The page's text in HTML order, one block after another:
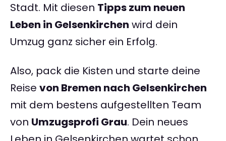
Stadt. Mit diesen Tipps zum neuen
Leben in Gelsenkirchen wird dein
Umzug ganz sicher ein Erfolg.
Also, pack die Kisten und starte deine
Reise von Bremen nach Gelsenkirchen
mit dem bestens aufgestellten Team
von Umzugsprofi Grau. Dein neues